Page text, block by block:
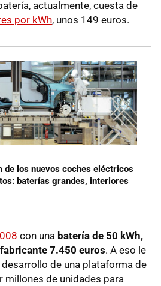
actualmente, cuesta de
por kWh, unos 149 euros.
de los nuevos coches eléctricos
baterías grandes, interiores
con una batería de 50 kWh,
7.450 euros. A eso le
de una plataforma de
millones de unidades para